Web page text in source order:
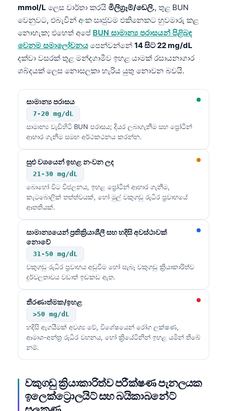
mmol/L ලෙස වාර්තා කරයි මිලිග්‍රෑම්/ඩෙලි., තුළ BUN
වෙනුවට, එබැවින් අංක සෘජුවම එකිනෙකට හුවමාරු කළ
නොහැක; එහෙත් අපේ BUN සාමාන්‍ය පරාසයන් පිළිබඳ
වෙනම සමාලෝචනය පෙන්වන්නේ 14 සිට 22 mg/dL
දක්වා වසරක් තුළ මන්දගාමීව ඉහළ යාමක් රසායනාගාර
ශබ්දයක් ලෙස නොසලකා හැරිය යුතු නොවන බවයි.
සාමාන්‍ය පරාසය
7-20 mg/dL
සාමාන්‍ය වැඩිහිටි BUN පරාසය; දියර ලබාගැනීම සහ ප්‍රෝටීන්
ආහාර ගැනීම සමඟ අර්ථකථනය කරන්න.
සුළු වශයෙන් ඉහළ නංවන ලද
21-30 mg/dL
බොහෝ විට විජලනය, ඉහළ ප්‍රෝටීන් ආහාර ගැනීම,
කැටබොලික් තත්ත්වයක්, හෝ මුල් වකුගඩු රුධිර ප්‍රවාහයේ
ආතතියක්.
සාමාන්‍යයෙන් ප්‍රතික්‍රියාශීලී සහ හදිසි අවස්ථාවක්
නොවේ
31-50 mg/dL
වකුගඩු රුධිර ප්‍රවාහය අඩුවීම හෝ සැබෑ වකුගඩු ක්‍රියාකාරිත්ව
දුර්වලතාවය වඩාත් ඉඩකඩ ඇත.
තීරණාත්මක/ඉහළ
>50 mg/dL
හදිසි ඇගයීමක් අවශ්‍ය වේ, විශේෂයෙන් රෝග ලක්ෂණ,
ආමාශ-අන්ත්‍ර රුධිර වහනය, හෝ ක්‍රියේටිනින් ඉහළ යමින් තිබේ
නම්.
වකුගඩු ක්‍රියාකාරිත්ව පරීක්ෂණ පැනලයක
ඉලෙක්ට්‍රොලයිට් සහ බයිකාබනේට්